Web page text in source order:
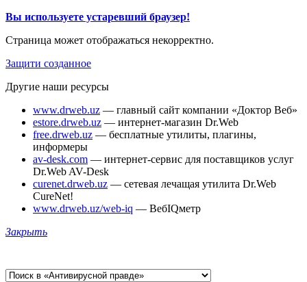
Вы используете устаревший браузер!
Страница может отображаться некорректно.
Защити созданное
Другие наши ресурсы
www.drweb.uz — главный сайт компании «Доктор Веб»
estore.drweb.uz — интернет-магазин Dr.Web
free.drweb.uz — бесплатные утилиты, плагины,
информеры
av-desk.com — интернет-сервис для поставщиков услуг
Dr.Web AV-Desk
curenet.drweb.uz — сетевая лечащая утилита Dr.Web
CureNet!
www.drweb.uz/web-iq — ВебIQметр
Закрыть